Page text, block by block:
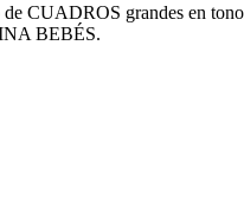
grandes en
BEBÉS.